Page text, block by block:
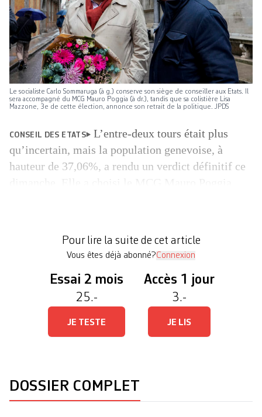
Le socialiste Carlo Sommaruga (à g.) conserve son siège de conseiller aux Etats. Il
sera accompagné du MCG Mauro Poggia (à dr.), tandis que sa colistière Lisa
Mazzone, 3e de cette élection, annonce son retrait de la politique. JPDS
CONSEIL DES ETATS
L’entre-deux tours était plus
qu’incertain, mais la population genevoise, à
hauteur de 37,06%, a rendu un verdict définitif ce
quoi réjouir l’extrême droite qui, […]
Pour lire la suite de cet article
Vous êtes déjà abonné?Connexion
Essai 2 mois
25.-
JE TESTE
Accès 1 jour
3.-
JE LIS
DOSSIER COMPLET